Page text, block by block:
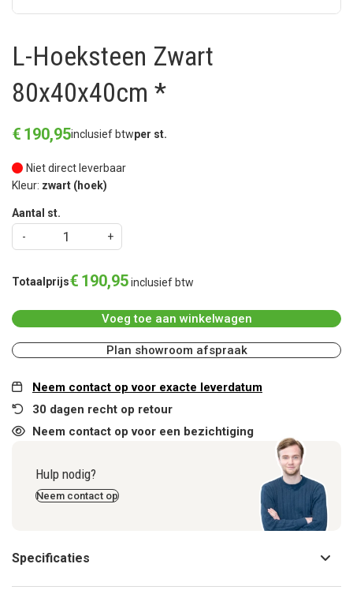
L-Hoeksteen Zwart
80x40x40cm *
€ 190,95inclusief btwper st.
Niet direct leverbaar
Kleur: zwart (hoek)
Aantal st.
Totaalprijs€ 190,95inclusief btw
Voeg toe aan winkelwagen
Plan showroom afspraak
Neem contact op voor exacte leverdatum
30 dagen recht op retour
Neem contact op voor een bezichtiging
Hulp nodig?
Neem contact op
Specificaties